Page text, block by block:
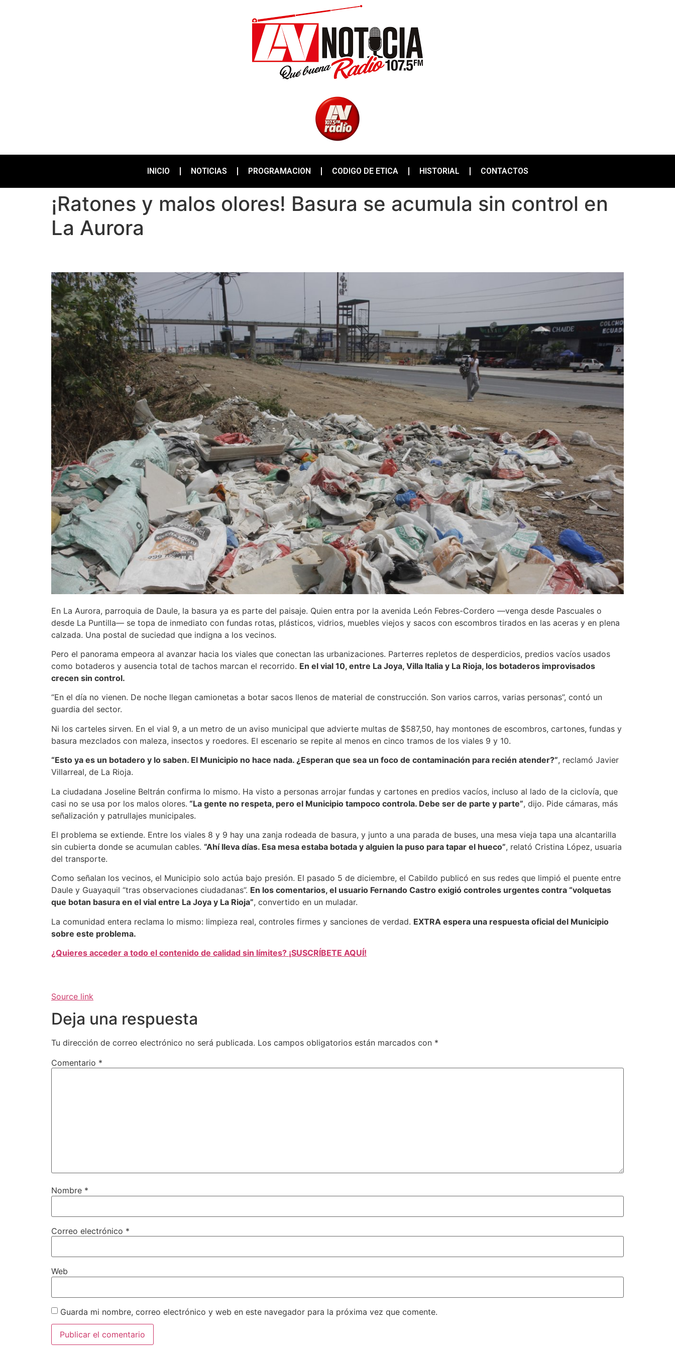
INICIO NOTICIAS PROGRAMACION CODIGO DE ETICA HISTORIAL CONTACTOS
¡Ratones y malos olores! Basura se acumula sin control en
La Aurora
En La Aurora, parroquia de Daule, la basura ya es parte del paisaje. Quien entra por la avenida León Febres-Cordero —venga desde Pascuales o
desde La Puntilla— se topa de inmediato con fundas rotas, plásticos, vidrios, muebles viejos y sacos con escombros tirados en las aceras y en plena
calzada. Una postal de suciedad que indigna a los vecinos.
Pero el panorama empeora al avanzar hacia los viales que conectan las urbanizaciones. Parterres repletos de desperdicios, predios vacíos usados
como botaderos y ausencia total de tachos marcan el recorrido. En el vial 10, entre La Joya, Villa Italia y La Rioja, los botaderos improvisados
crecen sin control.
“En el día no vienen. De noche llegan camionetas a botar sacos llenos de material de construcción. Son varios carros, varias personas”, contó un
guardia del sector.
Ni los carteles sirven. En el vial 9, a un metro de un aviso municipal que advierte multas de $587,50, hay montones de escombros, cartones, fundas y
basura mezclados con maleza, insectos y roedores. El escenario se repite al menos en cinco tramos de los viales 9 y 10.
“Esto ya es un botadero y lo saben. El Municipio no hace nada. ¿Esperan que sea un foco de contaminación para recién atender?”, reclamó Javier
Villarreal, de La Rioja.
La ciudadana Joseline Beltrán confirma lo mismo. Ha visto a personas arrojar fundas y cartones en predios vacíos, incluso al lado de la ciclovía, que
casi no se usa por los malos olores. “La gente no respeta, pero el Municipio tampoco controla. Debe ser de parte y parte”, dijo. Pide cámaras, más
señalización y patrullajes municipales.
El problema se extiende. Entre los viales 8 y 9 hay una zanja rodeada de basura, y junto a una parada de buses, una mesa vieja tapa una alcantarilla
sin cubierta donde se acumulan cables. “Ahí lleva días. Esa mesa estaba botada y alguien la puso para tapar el hueco”, relató Cristina López, usuaria
del transporte.
Como señalan los vecinos, el Municipio solo actúa bajo presión. El pasado 5 de diciembre, el Cabildo publicó en sus redes que limpió el puente entre
Daule y Guayaquil “tras observaciones ciudadanas”. En los comentarios, el usuario Fernando Castro exigió controles urgentes contra “volquetas
que botan basura en el vial entre La Joya y La Rioja”, convertido en un muladar.
La comunidad entera reclama lo mismo: limpieza real, controles firmes y sanciones de verdad. EXTRA espera una respuesta oficial del Municipio
sobre este problema.
¿Quieres acceder a todo el contenido de calidad sin límites? ¡SUSCRÍBETE AQUÍ!
Source link
Deja una respuesta
Tu dirección de correo electrónico no será publicada. Los campos obligatorios están marcados con *
Comentario *
Nombre *
Correo electrónico *
Web
Guarda mi nombre, correo electrónico y web en este navegador para la próxima vez que comente.